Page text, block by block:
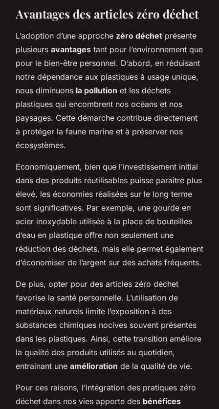
Avantages des articles zéro déchet
L’adoption d’une approche zéro déchet présente
plusieurs avantages tant pour l’environnement que
pour le bien-être personnel. D’abord, en réduisant
notre dépendance aux plastiques à usage unique,
nous diminuons la pollution et les déchets
plastiques qui encombrent nos océans et nos
paysages. Cette démarche contribue directement
à protéger la faune marine et à préserver nos
écosystèmes.
Economiquement, bien que l’investissement initial
dans des produits réutilisables puisse paraître plus
élevé, les économies réalisées sur le long terme
sont significatives. Par exemple, une gourde en
acier inoxydable utilisée à la place de bouteilles
d’eau en plastique offre non seulement une
réduction des déchets, mais elle permet également
d’économiser de l’argent sur des achats fréquents.
De plus, opter pour des articles zéro déchet
favorise la santé personnelle. L’utilisation de
matériaux naturels limite l’exposition à des
substances chimiques nocives souvent présentes
dans les plastiques. Ainsi, cette transition améliore
la qualité des produits utilisés au quotidien,
entrainant une amélioration de la qualité de vie.
Pour ces raisons, l’intégration des pratiques zéro
déchet dans nos vies apporte des bénéfices